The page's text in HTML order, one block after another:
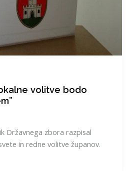
volitve bodo
Državnega zbora razpisal
in redne volitve županov.